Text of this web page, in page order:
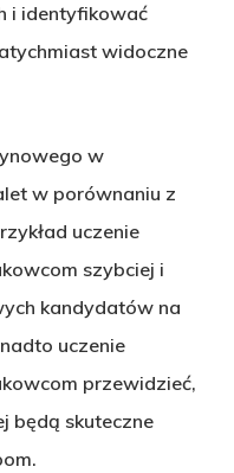
i identyfikować
widoczne
w
w porównaniu z
uczenie
szybciej i
kandydatów na
uczenie
przewidzieć,
będą skuteczne